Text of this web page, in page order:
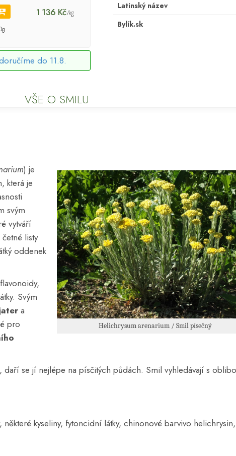
1 136 Kč/kg
do 11.8.
Latinský název
Bylík.sk
VŠE O SMILU
Helichrysum arenarium / Smil písečný
) je
která je
svým
vytváří
listy
oddenek
Svým
a
pro
daří se jí nejlépe na písčitých půdách. Smil vyhledávají s
kyseliny, fytoncidní látky, chinonové barvivo helichrysin,